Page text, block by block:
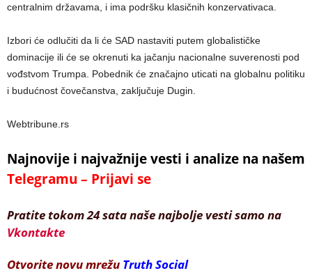
centralnim državama, i ima podršku klasičnih konzervativaca.
Izbori će odlučiti da li će SAD nastaviti putem globalističke
dominacije ili će se okrenuti ka jačanju nacionalne suverenosti pod
vođstvom Trumpa. Pobednik će značajno uticati na globalnu politiku
i budućnost čovečanstva, zaključuje Dugin.
Webtribune.rs
Najnovije i najvažnije vesti i analize na našem
Telegramu – Prijavi se
Pratite tokom 24 sata naše najbolje vesti samo na
Vkontakte
Otvorite novu mrežu Truth Social